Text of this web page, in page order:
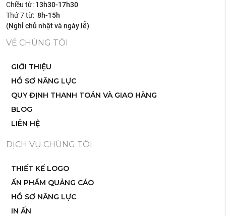
Chiều từ: 13h30-17h30
Thứ 7 từ:8h-15h
(Nghỉ chủ nhật và ngày lễ)
VỀ CHÚNG TÔI
GIỚI THIỆU
HỒ SƠ NĂNG LỰC
QUY ĐỊNH THANH TOÁN VÀ GIAO HÀNG
BLOG
LIÊN HỆ
DỊCH VỤ CHÚNG TÔI
THIẾT KẾ LOGO
ẤN PHẨM QUẢNG CÁO
HỒ SƠ NĂNG LỰC
IN ẤN